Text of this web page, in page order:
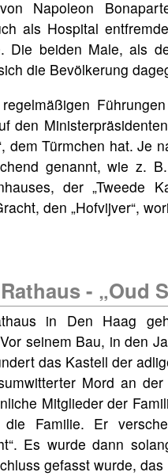
Napoleon
als Hospital
Die beiden Male, als
die Bevölkerung
den
dem Türmchen hat. Je
genannt, wie z.
der „Tweede
den „Hofvijver“,
- „Oud
in Den Haag
seinem Bau, in den
das Kastell der
Mord an
Mitglieder der
Familie. Er
Es wurde dann
gefasst wurde,